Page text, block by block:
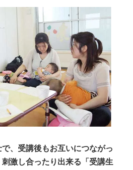
、受講後もお互いにつながっ
激し合ったり出来る「受講生